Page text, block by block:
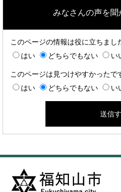
みなさんの声を聞
このページの情報は役に立ちまし
はい
どちらでもない い
このページは見つけやすかったで
はい
どちらでもない い